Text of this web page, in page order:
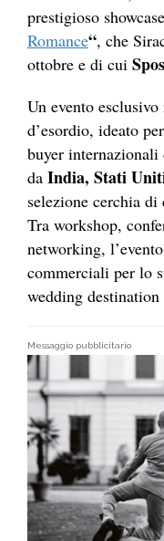
prestigioso showcase
Romance“, che
ottobre e di cui
Un evento
d’esordio, ideato
buyer
da India, Stati
selezione cerchia
Tra workshop,
networking,
commerciali per lo
wedding destination
Messaggio pubblicitario